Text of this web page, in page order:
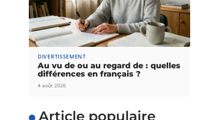
DIVERTISSEMENT
Au vu de ou au regard de : quelles
différences en français ?
4 août 2026
Article populaire